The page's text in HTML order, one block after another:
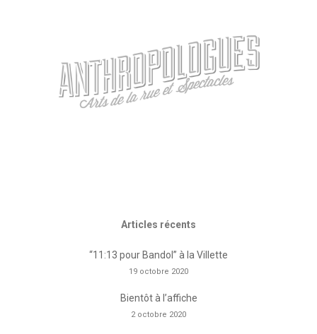
Articles récents
“11:13 pour Bandol” à la Villette
19 octobre 2020
Bientôt à l’affiche
2 octobre 2020